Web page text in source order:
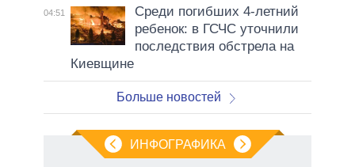
04:51
Среди погибших 4-летний
ребенок: в ГСЧС уточнили
последствия обстрела на
Киевщине
Больше новостей
ИНФОГРАФИКА